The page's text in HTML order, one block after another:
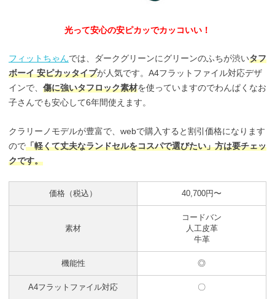
光って安心の安ピカッでカッコいい！
フィットちゃんでは、ダークグリーンにグリーンのふちが渋いタフ
ボーイ 安ピカッタイプが人気です。A4フラットファイル対応デザ
インで、 傷に強いタフロック素材を使っていますのでわんぱくなお
子さんでも安心して6年間使えます。
クラリーノモデルが豊富で、webで購入すると割引価格になります
ので「軽くて丈夫なランドセルをコスパで選びたい」方は要チェッ
クです。
価格（税込） 40,700円〜
素材
コードバン
人工皮革
牛革
機能性 ◎
A4フラットファイル対応 〇